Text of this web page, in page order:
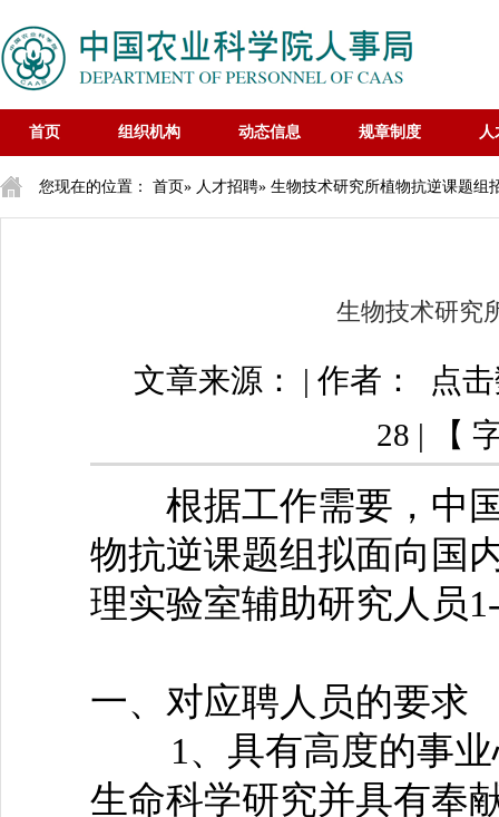
首页 组织机构 动态信息 规章制度 人
您现在的位置： 首页» 人才招聘» 生物技术研究所植物抗逆课题组
生物技术研究
文章来源： | 作者： 点
28 | 【
根据工作需要，中国
物抗逆课题组拟面向国
理实验室辅助研究人员
一、对应聘人员的要求
1、具有高度的事业
生命科学研究并具有奉